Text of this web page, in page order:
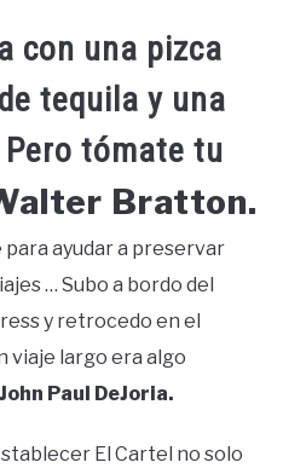
con una pizca
tequila y una
tómate tu
Bratton.
para ayudar a preservar
… Subo a bordo del
y retrocedo en el
viaje largo era algo
John Paul DeJoria.
El Cartel no solo